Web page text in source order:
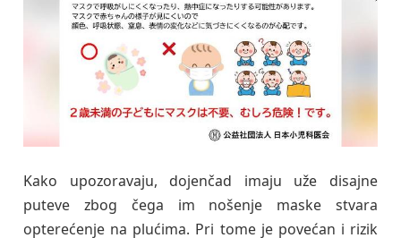
Kako upozoravaju, dojenčad imaju uže disajne
puteve zbog čega im nošenje maske stvara
opterećenje na plućima. Pri tome je povećan i rizik